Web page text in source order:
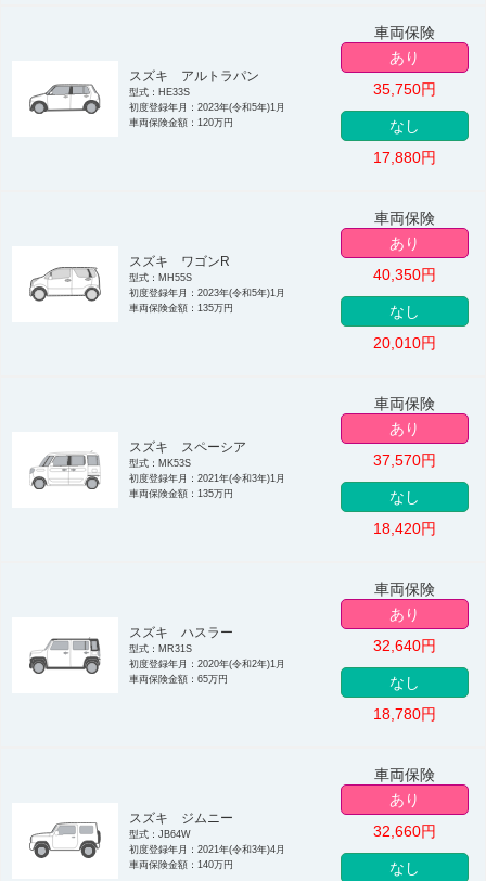
スズキ アルトラパン
型式：HE33S
初度登録年月：2023年(令和5年)1月
車両保険金額：120万円
車両保険
あり
35,750円
なし
17,880円
スズキ ワゴンR
型式：MH55S
初度登録年月：2023年(令和5年)1月
車両保険金額：135万円
車両保険
あり
40,350円
なし
20,010円
スズキ スペーシア
型式：MK53S
初度登録年月：2021年(令和3年)1月
車両保険金額：135万円
車両保険
あり
37,570円
なし
18,420円
スズキ ハスラー
型式：MR31S
初度登録年月：2020年(令和2年)1月
車両保険金額：65万円
車両保険
あり
32,640円
なし
18,780円
スズキ ジムニー
型式：JB64W
初度登録年月：2021年(令和3年)4月
車両保険金額：140万円
車両保険
あり
32,660円
なし